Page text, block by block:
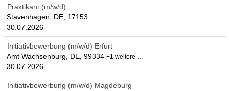
Praktikant (m/w/d)
Stavenhagen, DE, 17153
30.07.2026
Initiativbewerbung (m/w/d) Erfurt
Amt Wachsenburg, DE, 99334 +1 weitere …
30.07.2026
Initiativbewerbung (m/w/d) Magdeburg